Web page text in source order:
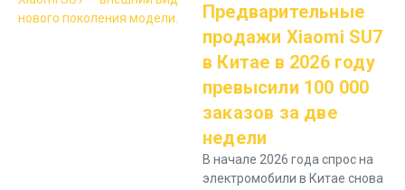
Предварительные
продажи Xiaomi SU7
в Китае в 2026 году
превысили 100 000
заказов за две
недели
В начале 2026 года спрос на
электромобили в Китае снова